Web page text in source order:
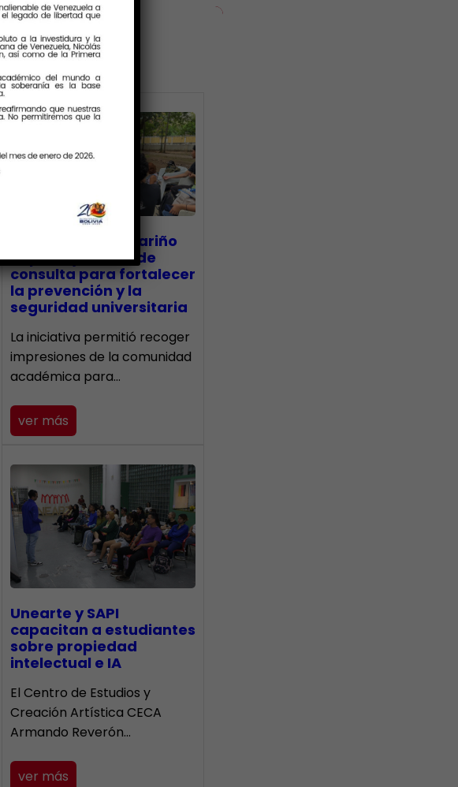
Últimas Noticias
CECA Santiago Mariño
impulsó jornada de
consulta para fortalecer
la prevención y la
seguridad universitaria
La iniciativa permitió recoger
impresiones de la comunidad
académica para…
ver más
Unearte y SAPI
capacitan a estudiantes
sobre propiedad
intelectual e IA
El Centro de Estudios y
Creación Artística CECA
Armando Reverón…
ver más